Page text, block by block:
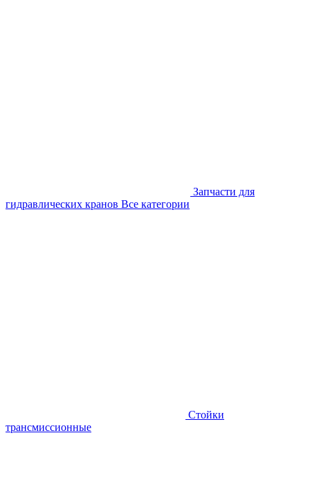
Запчасти для
гидравлических кранов Все категории
Стойки
трансмиссионные